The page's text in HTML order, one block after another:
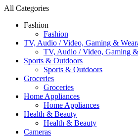
All Categories
Fashion
Fashion
TV, Audio / Video, Gaming &
TV, Audio / Video, Gaming
Sports & Outdoors
Sports & Outdoors
Groceries
Groceries
Home Appliances
Home Appliances
Health & Beauty
Health & Beauty
Cameras